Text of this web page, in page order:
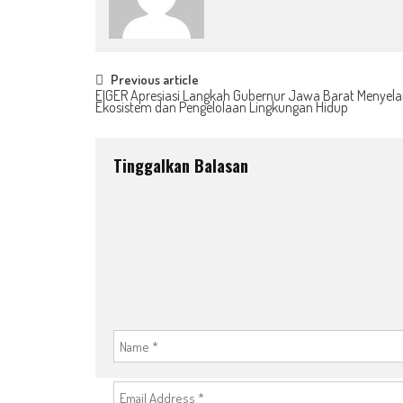
Post
navigation
Previous article
EIGER Apresiasi Langkah Gubernur Jawa Barat
Ekosistem dan Pengelolaan Lingkungan Hidup
Tinggalkan Balasan